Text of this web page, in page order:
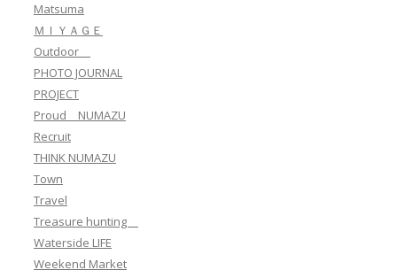
Matsuma
ＭＩＹＡＧＥ
Outdoor
PHOTO JOURNAL
PROJECT
Proud NUMAZU
Recruit
THINK NUMAZU
Town
Travel
Treasure hunting
Waterside LIFE
Weekend Market